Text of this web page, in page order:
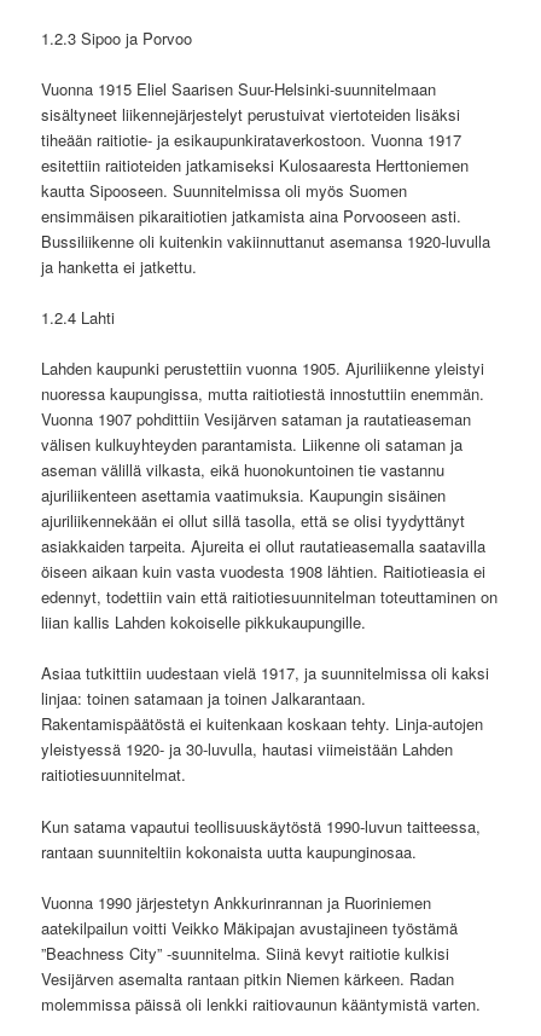
1.2.3 Sipoo ja Porvoo
Vuonna 1915 Eliel Saarisen Suur-Helsinki-suunnitelmaan
sisältyneet liikennejärjestelyt perustuivat viertoteiden lisäksi
tiheään raitiotie- ja esikaupunkirataverkostoon. Vuonna 1917
esitettiin raitioteiden jatkamiseksi Kulosaaresta Herttoniemen
kautta Sipooseen. Suunnitelmissa oli myös Suomen
ensimmäisen pikaraitiotien jatkamista aina Porvooseen asti.
Bussiliikenne oli kuitenkin vakiinnuttanut asemansa 1920-luvulla
ja hanketta ei jatkettu.
1.2.4 Lahti
Lahden kaupunki perustettiin vuonna 1905. Ajuriliikenne yleistyi
nuoressa kaupungissa, mutta raitiotiestä innostuttiin enemmän.
Vuonna 1907 pohdittiin Vesijärven sataman ja rautatieaseman
välisen kulkuyhteyden parantamista. Liikenne oli sataman ja
aseman välillä vilkasta, eikä huonokuntoinen tie vastannu
ajuriliikenteen asettamia vaatimuksia. Kaupungin sisäinen
ajuriliikennekään ei ollut sillä tasolla, että se olisi tyydyttänyt
asiakkaiden tarpeita. Ajureita ei ollut rautatieasemalla saatavilla
öiseen aikaan kuin vasta vuodesta 1908 lähtien. Raitiotieasia ei
edennyt, todettiin vain että raitiotiesuunnitelman toteuttaminen on
liian kallis Lahden kokoiselle pikkukaupungille.
Asiaa tutkittiin uudestaan vielä 1917, ja suunnitelmissa oli kaksi
linjaa: toinen satamaan ja toinen Jalkarantaan.
Rakentamispäätöstä ei kuitenkaan koskaan tehty. Linja-autojen
yleistyessä 1920- ja 30-luvulla, hautasi viimeistään Lahden
raitiotiesuunnitelmat.
Kun satama vapautui teollisuuskäytöstä 1990-luvun taitteessa,
rantaan suunniteltiin kokonaista uutta kaupunginosaa.
Vuonna 1990 järjestetyn Ankkurinrannan ja Ruoriniemen
aatekilpailun voitti Veikko Mäkipajan avustajineen työstämä
”Beachness City” -suunnitelma. Siinä kevyt raitiotie kulkisi
Vesijärven asemalta rantaan pitkin Niemen kärkeen. Radan
molemmissa päissä oli lenkki raitiovaunun kääntymistä varten.